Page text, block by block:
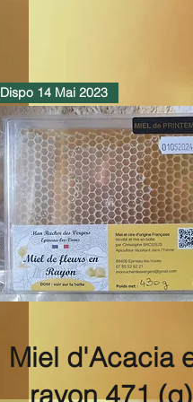
Dispo 14 Mai 2023
Miel d'Acacia